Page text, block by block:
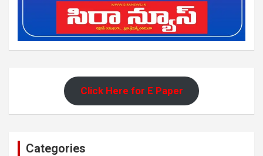
Click Here for E Paper
Categories